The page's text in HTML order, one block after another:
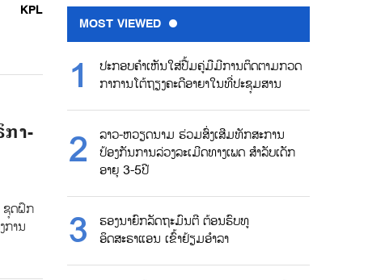
KPL
າ-
ຊຸດຝຶກ
ການ
MOST VIEWED
ປະກອບຄຳເຫັນໃສ່ປື້ມຄູ່ມືມີການຕິດຕາມກວດ
ກາການໂຕ້ຖຽງຄະດີອາຍາໃນທີ່ປະຊຸມສານ
ລາວ-ຫວຽດນາມ ຮ່ວມສົ່ງເສີມທັກສະການ
ປ້ອງກັນການລ່ວງລະເມີດທາງເພດ ສຳລັບເດັກ
ອາຍຸ 3-5ປີ
ຮອງນາຍົກລັດຖະມົນຕີ ຕ້ອນຮົບທູ
ອິດສະຣາແອນ ເຂົ້າຢ້ຽມອຳລາ